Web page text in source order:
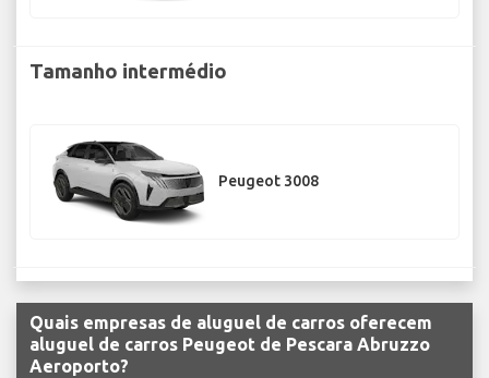
Tamanho intermédio
Peugeot 3008
Quais empresas de aluguel de carros oferecem
aluguel de carros Peugeot de Pescara Abruzzo
Aeroporto?